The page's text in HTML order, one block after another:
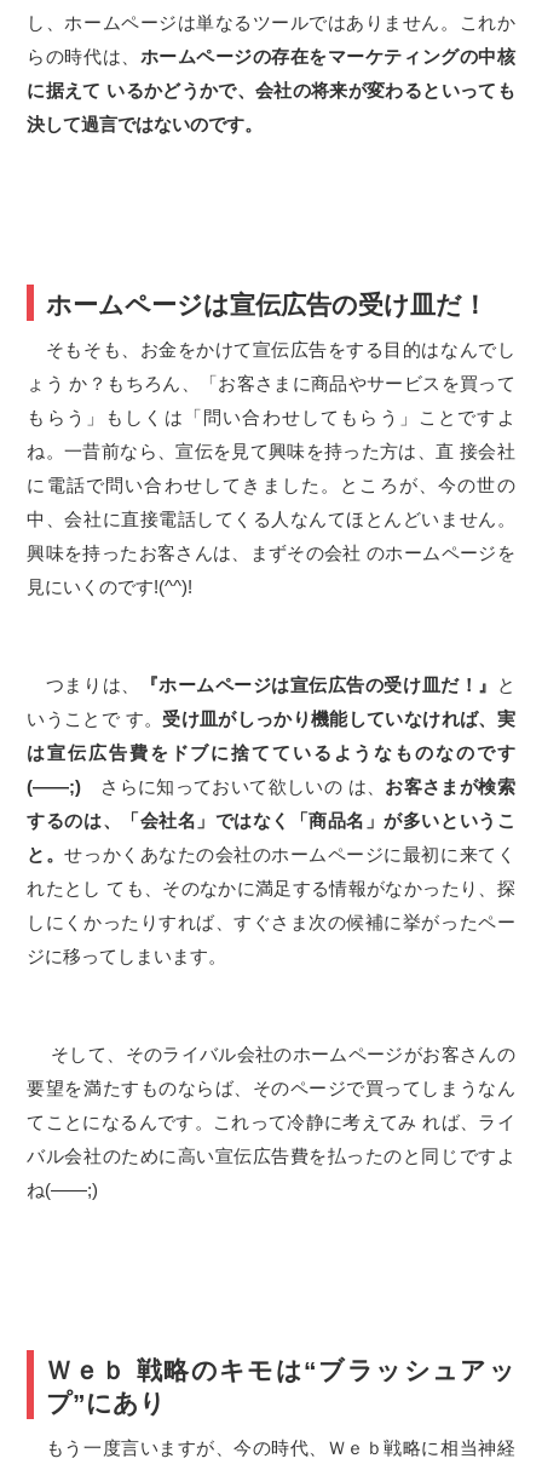
し、ホームページは単なるツールではありません。これか
らの時代は、 ホームページの存在をマーケティングの中核
に据えて いるかどうかで、会社の将来が変わるといっても
決して過言ではないのです。
ホームページは宣伝広告の受け皿だ！
そもそも、お金をかけて宣伝広告をする目的はなんでし
ょう か？もちろん、「お客さまに商品やサービスを買って
もらう」もしくは「問い合わせしてもらう」ことですよ
ね。一昔前なら、宣伝を見て興味を持った方は、直 接会社
に電話で問い合わせしてきました。ところが、今の世の
中、会社に直接電話してくる人なんてほとんどいません。
興味を持ったお客さんは、まずその会社 のホームページを
見にいくのです!(^^)!
つまりは、 『ホームページは宣伝広告の受け皿だ！』
と
いうことで す。 受け皿がしっかり機能していなければ、実
は宣伝広告費をドブに捨てているようなものなのです
(――;) さらに知っておいて欲しいの は、 お客さまが検索
するのは、「会社名」ではなく「商品名」が多いというこ
と。せっかくあなたの会社のホームページに最初に来てく
れたとし ても、そのなかに満足する情報がなかったり、探
しにくかったりすれば、すぐさま次の候補に挙がったペー
ジに移ってしまいます。
そして、そのライバル会社のホームページがお客さんの
要望を満たすものならば、そのページで買ってしまうなん
てことになるんです。これって冷静に考えてみ れば、ライ
バル会社のために高い宣伝広告費を払ったのと同じですよ
ね(――;)
Ｗｅｂ 戦略のキモは“ブラッシュアッ
プ”にあり
もう一度言いますが、今の時代、Ｗｅｂ戦略に相当神経